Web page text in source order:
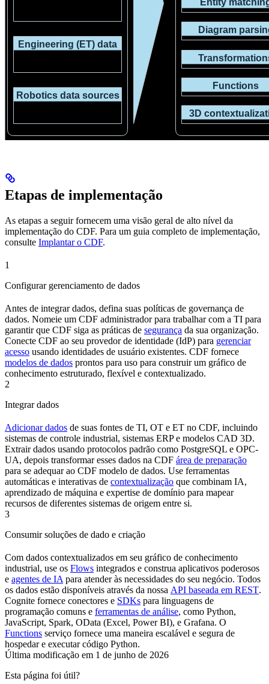
Etapas de implementação
As etapas a seguir fornecem uma visão geral de alto nível da
implementação do CDF. Para um guia completo de implementação,
consulte Implantar o CDF.
1
Configurar gerenciamento de dados
Antes de integrar dados, defina suas políticas de governança de
dados. Nomeie um CDF administradorpara trabalhar com a TI para
garantir que CDF siga as práticas de segurança da sua organização.
Conecte CDF ao seu provedor de identidade (IdP) para gerenciar
acesso usando identidades de usuário existentes. CDF fornece
modelos de dados prontos para uso para construir um gráfico de
conhecimento estruturado, flexível e contextualizado.
2
Integrar dados
Adicionar dados de suas fontes de TI, OT e ET no CDF, incluindo
sistemas de controle industrial, sistemas ERP e modelos CAD 3D.
Extrairdados usando protocolos padrão como PostgreSQL e OPC-
UA, depois transformaresses dados na CDF área de preparação
para se adequar ao CDF modelo de dados. Use ferramentas
automáticas e interativas de contextualização que combinam IA,
aprendizado de máquina e expertise de domínio para mapear
recursos de diferentes sistemas de origem entre si.
3
Consumir soluções de dado e criação
Com dados contextualizados em seu gráfico de conhecimento
industrial, use os Flows integrados e construa aplicativos poderosos
e agentes de IA para atender às necessidades do seu negócio. Todos
os dados estão disponíveis através da nossa API baseada em REST.
Cognite fornece conectores e SDKs para linguagens de
programação comuns e ferramentas de análise, como Python,
JavaScript, Spark, OData (Excel, Power BI), e Grafana. O
Functions serviço fornece uma maneira escalável e segura de
hospedar e executar código Python.
Última modificação em 1 de junho de 2026
Esta página foi útil?